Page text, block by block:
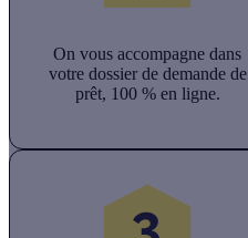
On vous accompagne dans
votre dossier de demande de
prêt, 100 % en ligne.​